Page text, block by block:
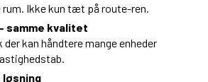
rum. Ikke kun tæt på route-ren.
samme kvalitet
kan håndtere mange enheder